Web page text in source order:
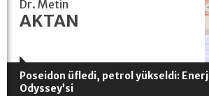
Dr. Metin
AKTAN
Poseidon üfledi, petrol yükseldi:
Odyssey’si